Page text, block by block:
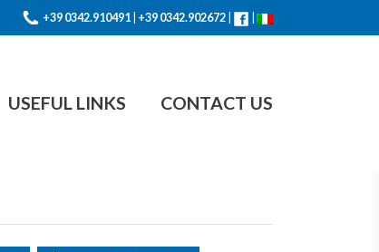
+39 0342.910491 +39 0342.902672
USEFUL LINKS CONTACT US